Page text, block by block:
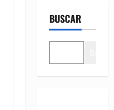
BUSCAR